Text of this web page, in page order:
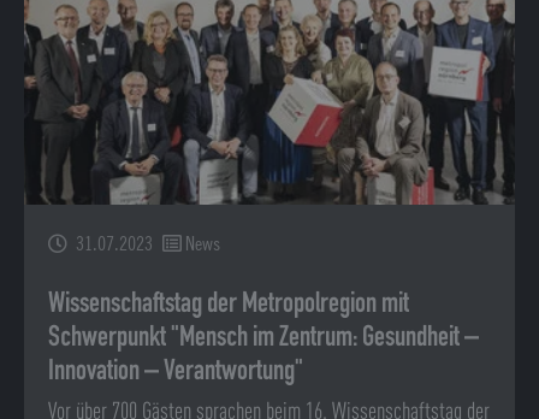
31.07.2023 News
Wissenschaftstag der Metropolregion mit
Schwerpunkt "Mensch im Zentrum: Gesundheit –
Innovation – Verantwortung"
Vor über 700 Gästen sprachen beim 16. Wissenschaftstag der